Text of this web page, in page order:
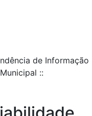
de Informação
::